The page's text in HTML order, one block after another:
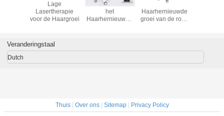
Lage
Lasertherapie
voor de Haargroei
190PCS van de
het
Haarhernieuwde
Machine650nm
Behandeling van
Van de het
Haarhernieuwde
groei van de rood
Machine van de
Verliesbehandeling
Veranderingstaal
Dutch
Thuis| Over ons| Sitemap|
Privacy Policy